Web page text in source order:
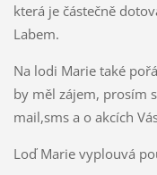
která je částečně
Labem.
Na lodi Marie také
by měl zájem, prosím
mail,sms a o akcích
Loď Marie vyplouvá